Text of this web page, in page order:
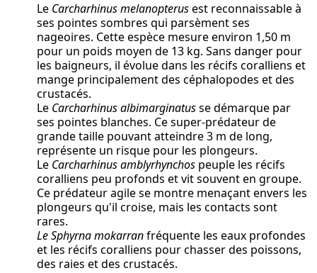
Le Carcharhinus melanopterusest reconnaissable à
ses pointes sombres qui parsèment ses
nageoires. Cette espèce mesure environ 1,50 m
pour un poids moyen de 13 kg. Sans danger pour
les baigneurs, il évolue dans les récifs coralliens et
mange principalement des céphalopodes et des
crustacés.
Le Carcharhinus albimarginatusse démarque par
ses pointes blanches. Ce super-prédateur de
grande taille pouvant atteindre 3 m de long,
représente un risque pour les plongeurs.
Le Carcharhinus amblyrhynchos peuple les récifs
coralliens peu profonds et vit souvent en groupe.
Ce prédateur agile se montre menaçant envers les
plongeurs qu'il croise, mais les contacts sont
rares.
Le Sphyrna mokarranfréquente les eaux profondes
et les récifs coralliens pour chasser des poissons,
des raies et des crustacés.